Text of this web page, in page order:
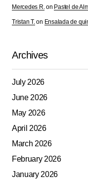
Your E-mail*
Mercedes R.on Pastel de
Tristan T.on Ensalada de
Archives
July 2026
June 2026
May 2026
April 2026
March 2026
February 2026
January 2026